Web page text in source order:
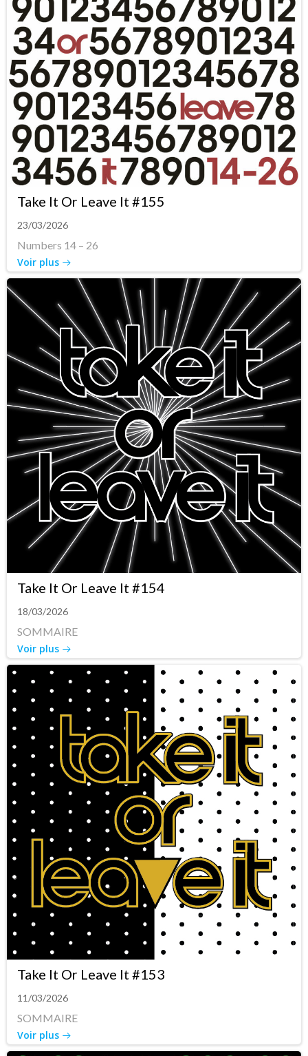
Take It Or Leave It #155
23/03/2026
Numbers 14 – 26
Voir plus
Take It Or Leave It #154
18/03/2026
SOMMAIRE
Voir plus
Take It Or Leave It #153
11/03/2026
SOMMAIRE
Voir plus